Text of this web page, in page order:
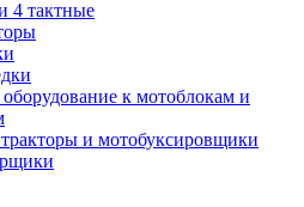
4 тактные
к мотоблокам и
и мотобуксировщики